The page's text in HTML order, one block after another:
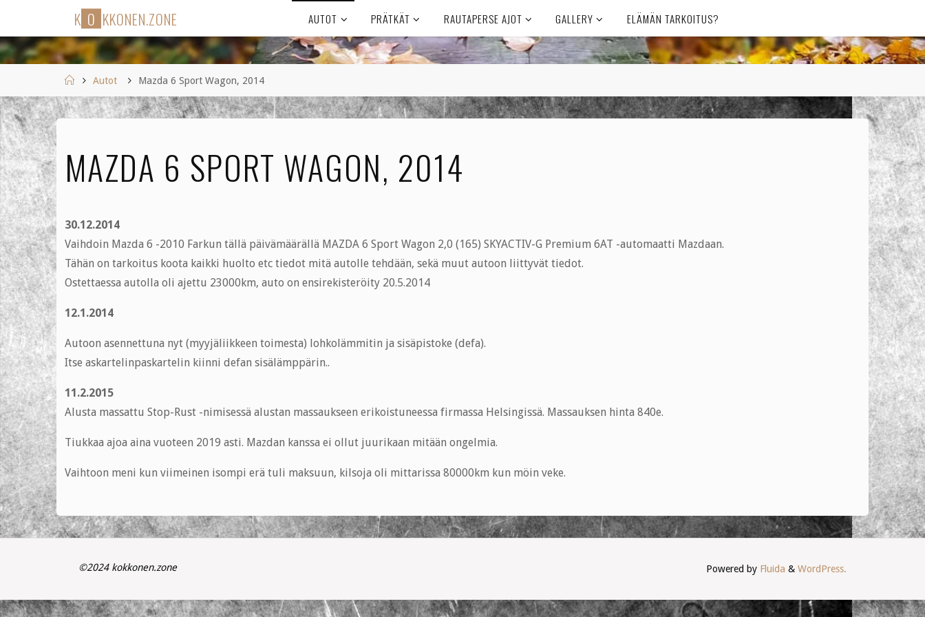
content
K O KKONEN ZONE AUTOT PRÄTKÄT RAUTAPERSE AJOT GALLERY ELÄMÄN TARKOITUS?
HomeAutot Mazda 6 Sport Wagon, 2014
MAZDA 6 SPORT WAGON, 2014
30.12.2014
Vaihdoin Mazda 6 -2010 Farkun tällä päivämäärällä MAZDA 6 Sport Wagon 2,0 (165) SKYACTIV-G Premium 6AT -automaatti Mazdaan.
Tähän on tarkoitus koota kaikki huolto etc tiedot mitä autolle tehdään, sekä muut autoon liittyvät tiedot.
Ostettaessa autolla oli ajettu 23000km, auto on ensirekisteröity 20.5.2014
12.1.2014
Autoon asennettuna nyt (myyjäliikkeen toimesta) lohkolämmitin ja sisäpistoke (defa).
Itse askartelinpaskartelin kiinni defan sisälämppärin..
11.2.2015
Alusta massattu Stop-Rust -nimisessä alustan massaukseen erikoistuneessa firmassa Helsingissä. Massauksen hinta 840e.
Tiukkaa ajoa aina vuoteen 2019 asti. Mazdan kanssa ei ollut juurikaan mitään ongelmia.
Vaihtoon meni kun viimeinen isompi erä tuli maksuun, kilsoja oli mittarissa 80000km kun möin veke.
©2024 kokkonen.zone Powered by Fluida & WordPress.